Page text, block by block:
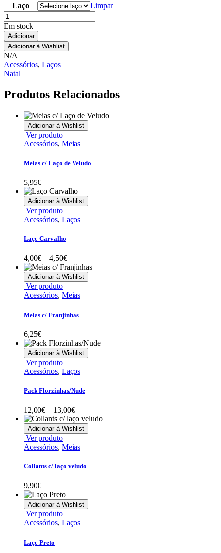
Laço
Limpar
Quantidade
Em stock
Adicionar
Adicionar à Wishlist
N/A
Acessórios, Laços
Natal
Produtos Relacionados
Adicionar à Wishlist
Ver produtoThis
product
multiple
options
may
be
chosen
on
product
Acessórios, Meias
Meias c/ Laço de Veludo
5,95€
Adicionar à Wishlist
Ver produtoThis
product
multiple
The
options
may
be
chosen
on
product
Acessórios, Laços
Laço Carvalho
4,00€ – 4,50€Price
range:
4,00€
through
4,50€
Adicionar à Wishlist
Ver produtoThis
product
multiple
variants.
options
may
be
chosen
on
product
Acessórios, Meias
Meias c/ Franjinhas
6,25€
Adicionar à Wishlist
Ver produtoThis
product
multiple
The
options
may
be
chosen
on
product
Acessórios, Laços
Pack Florzinhas/Nude
12,00€ – 13,00€Price
range:
12,00€
through
13,00€
Adicionar à Wishlist
Ver produtoThis
product
multiple
may
be
chosen
on
Acessórios, Meias
Collants c/ laço veludo
9,90€
Adicionar à Wishlist
Ver produtoThis
product
Acessórios, Laços
Laço Preto